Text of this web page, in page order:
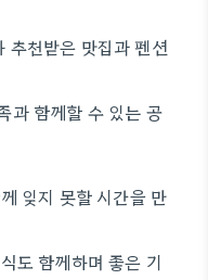
추천받은 맛집과 펜션
과 함께할 수 있는 공
잊지 못할 시간을 만
도 함께하며 좋은 기